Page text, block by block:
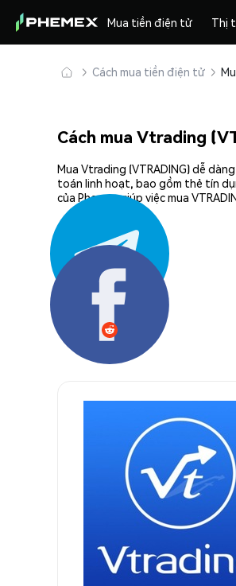
Mua tiền điện tử Thị
Cách mua tiền điện tử
Cách mua Vtrading
Mua Vtrading (VTRADING) dễ
toán linh hoạt, bao gồm thẻ tín
của Phemex giúp việc mua
Chia sẻ: